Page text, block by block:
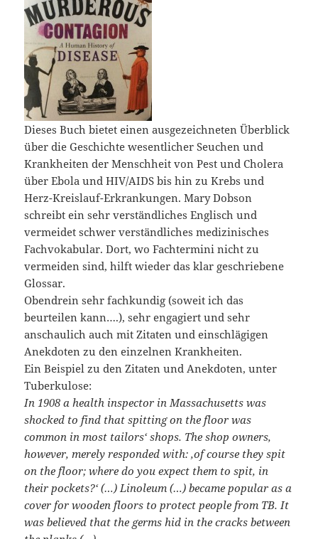
Dieses Buch bietet einen ausgezeichneten Überblick
über die Geschichte wesentlicher Seuchen und
Krankheiten der Menschheit von Pest und Cholera
über Ebola und HIV/AIDS bis hin zu Krebs und
Herz-Kreislauf-Erkrankungen. Mary Dobson
schreibt ein sehr verständliches Englisch und
vermeidet schwer verständliches medizinisches
Fachvokabular. Dort, wo Fachtermini nicht zu
vermeiden sind, hilft wieder das klar geschriebene
Glossar.
Obendrein sehr fachkundig (soweit ich das
beurteilen kann….), sehr engagiert und sehr
anschaulich auch mit Zitaten und einschlägigen
Anekdoten zu den einzelnen Krankheiten.
Ein Beispiel zu den Zitaten und Anekdoten, unter
Tuberkulose:
In 1908 a health inspector in Massachusetts was
shocked to find that spitting on the floor was
common in most tailors‘ shops. The shop owners,
however, merely responded with: ‚of course they spit
on the floor; where do you expect them to spit, in
their pockets?‘ (…) Linoleum (…) became popular as a
cover for wooden floors to protect people from TB. It
was believed that the germs hid in the cracks between